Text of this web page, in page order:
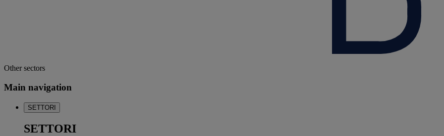
Other sectors
Main navigation
SETTORI
SETTORI